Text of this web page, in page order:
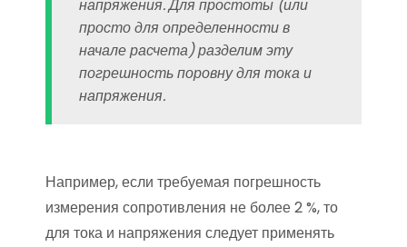
напряжения. Для простоты (или
просто для определенности в
начале расчета) разделим эту
погрешность поровну для тока и
напряжения.
Например, если требуемая погрешность
измерения сопротивления не более 2 %, то
для тока и напряжения следует применять